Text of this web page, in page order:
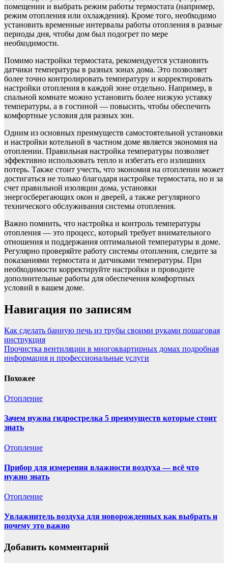
помещении и выбрать режим работы термостата (например,
режим отопления или охлаждения). Кроме того, необходимо
установить временные интервалы работы отопления в разные
периоды дня, чтобы дом был подогрет по мере
необходимости.
Помимо настройки термостата, рекомендуется установить
датчики температуры в разных зонах дома. Это позволяет
более точно контролировать температуру и корректировать
настройки отопления в каждой зоне отдельно. Например, в
спальной комнате можно установить более низкую уставку
температуры, а в гостиной — повысить, чтобы обеспечить
комфортные условия для разных зон.
Одним из основных преимуществ самостоятельной установки
и настройки котельной в частном доме является экономия на
отоплении. Правильная настройка температуры позволяет
эффективно использовать тепло и избегать его излишних
потерь. Также стоит учесть, что экономия на отоплении может
достигаться не только благодаря настройке термостата, но и за
счет правильной изоляции дома, установки
энергосберегающих окон и дверей, а также регулярного
технического обслуживания системы отопления.
Важно помнить, что настройка и контроль температуры
отопления — это процесс, который требует внимательного
отношения и поддержания оптимальной температуры в доме.
Регулярно проверяйте работу системы отопления, следите за
показаниями термостата и датчиками температуры. При
необходимости корректируйте настройки и проводите
дополнительные работы для обеспечения комфортных
условий в вашем доме.
Навигация по записям
Как сделать банную печь из трубы своими руками пошаговая
инструкция
Прочистка вентиляции в многоквартирных домах подробная
информация и профессиональные услуги
Похожее
Отопление
Зачем нужна гидрострелка 5 преимуществ которые стоит
знать
Отопление
Прибор для измерения влажности воздуха — всё что
нужно знать
Отопление
Увлажнитель воздуха для новорожденных как выбрать и
почему это важно
Добавить комментарий